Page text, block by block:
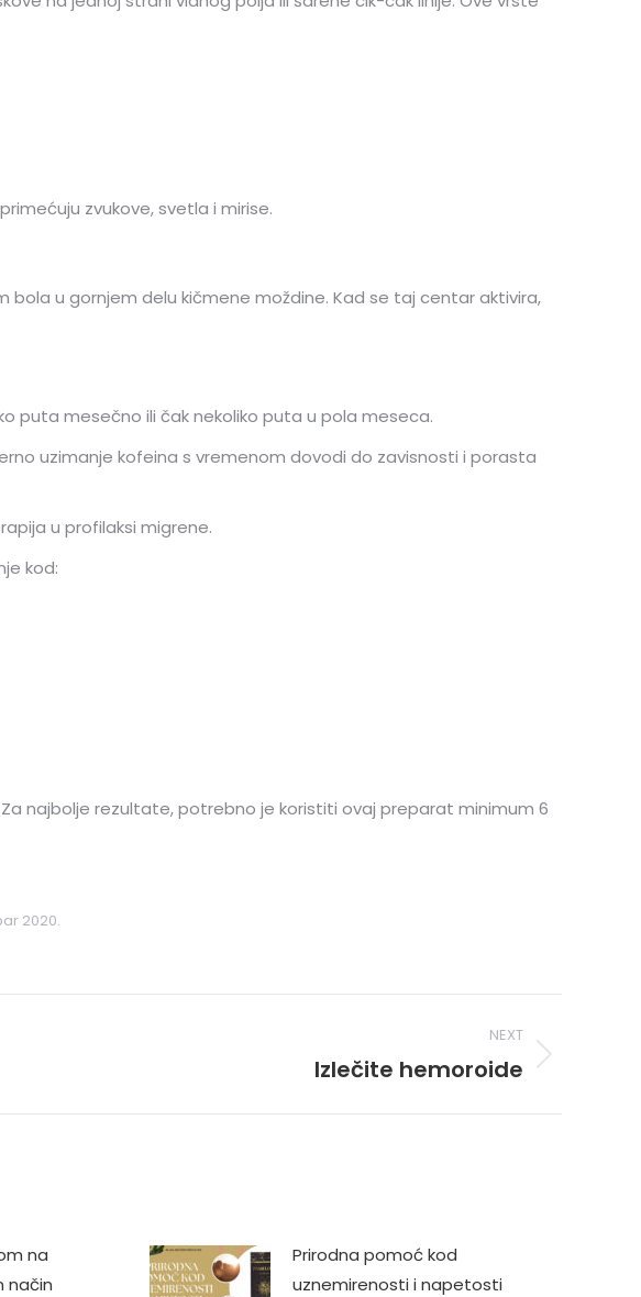
zvukove, svetla i mirise.
bola u gornjem delu kičmene moždine. Kad se taj centar aktivira,
puta mesečno ili čak nekoliko puta u pola meseca.
uzimanje kofeina s vremenom dovodi do zavisnosti i porasta
u profilaksi migrene.
kod:
najbolje rezultate, potrebno je koristiti ovaj preparat minimum 6
2020.
NEXT
Izlečite hemoroide
na
način
Prirodna pomoć kod
uznemirenosti i napetosti